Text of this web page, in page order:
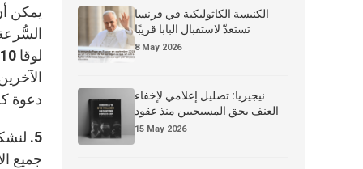
يمكن
دعوة
5.
جميع
الكنيسة الكاثوليكية في فرنسا
تستعدّ لاستقبال البابا قريبًا
8 May 2026
نيجيريا: تضليل إعلامي لإخفاء
العنف بحق المسيحيين منذ عقود
15 May 2026